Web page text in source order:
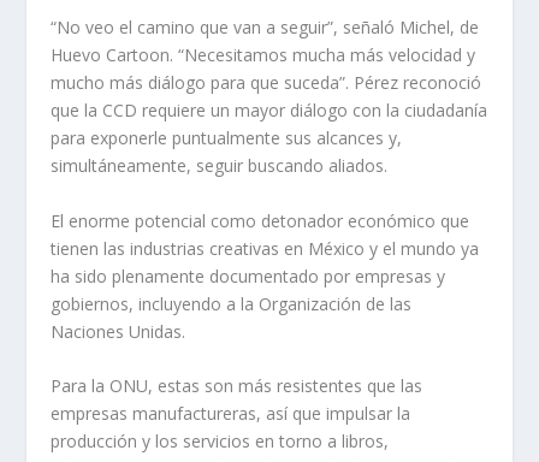
“No veo el camino que van a seguir”, señaló Michel, de
Huevo Cartoon. “Necesitamos mucha más velocidad y
mucho más diálogo para que suceda”. Pérez reconoció
que la CCD requiere un mayor diálogo con la ciudadanía
para exponerle puntualmente sus alcances y,
simultáneamente, seguir buscando aliados.
El enorme potencial como detonador económico que
tienen las industrias creativas en México y el mundo ya
ha sido plenamente documentado por empresas y
gobiernos, incluyendo a la Organización de las
Naciones Unidas.
Para la ONU, estas son más resistentes que las
empresas manufactureras, así que impulsar la
producción y los servicios en torno a libros,